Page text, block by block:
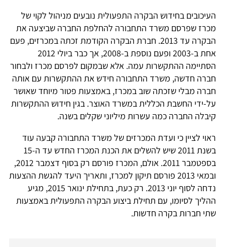
העיכובים בחידוש הבקרה התפעולית נובעים מניהול לקוי של
מכרז שפרסם משרד התחבורה להחלפת החברה שביצעה את
הבקרה עד 2013. חברת הבקרה הקודמת זכתה במכרזים, פעם
אחת ב-2003 ופעם נוספת ב-2008, אך כבר ביולי 2012
הסתיימה ההתקשרות עמה. אלא שבמקום לפרסם מכרז ולבחור
חברה חדשה, משרד התחבורה חידש את ההתקשרות עם אותה
חברה מבלי שזכתה שוב במכרז, באמצעות פטור מיוחד שאושר
על-ידי החשבת הכללית במשרד האוצר. בגין חידוש ההתקשרות
קיבלה החברה כמה עשרות מיליוני שקלים בשנה.
ראוי לציין כי ועדת המכרזים של משרד התחבורה קבעה עוד
בשנת 2011 שיש להשלים את הכנת המכרז החדש עד ה-15
בספטמבר 2011. אולם, המכרז פורסם רק בסוף דצמבר 2012,
ובמאי 2013 פורסם תיקון למכרז, ותאריך היעד להגשת ההצעות
נדחה לסוף יוני 2013. רק כעת, בתחילת ינואר 2015, מגיע
ההליך לסיומו, עם תחילת ביצוע הבקרה התפעולית באמצעות
שתי חברות בקרה חדשות.